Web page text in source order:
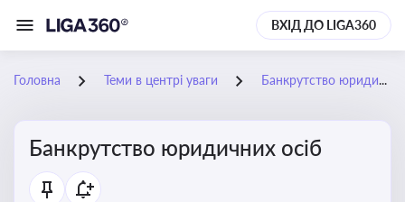
ВХІД ДО LIGA360
Головна Теми в центрі уваги Банкрутство юридичних осіб
Банкрутство юридичних осіб